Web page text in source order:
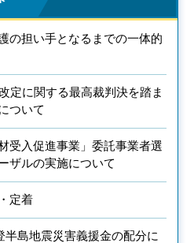
の担い手となるまでの一体的
定に関する最高裁判決を踏ま
ついて
受入促進事業」委託事業者選
ザルの実施について
定着
半島地震災害義援金の配分に